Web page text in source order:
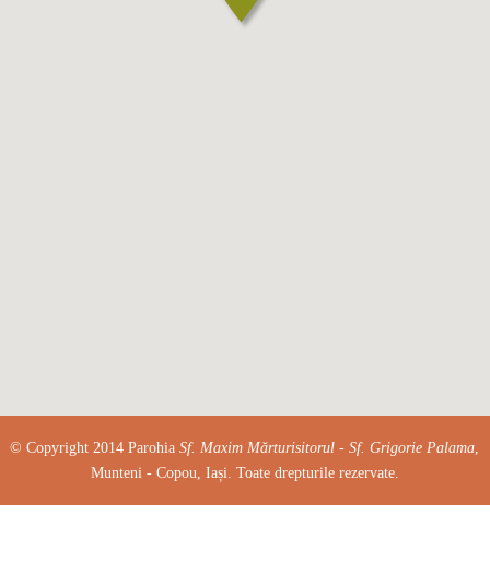
© Copyright 2014 ParohiaSf. Maxim Mărturisitorul - Sf. Grigorie Palama
Munteni - Copou, Iași. Toate drepturile rezervate.